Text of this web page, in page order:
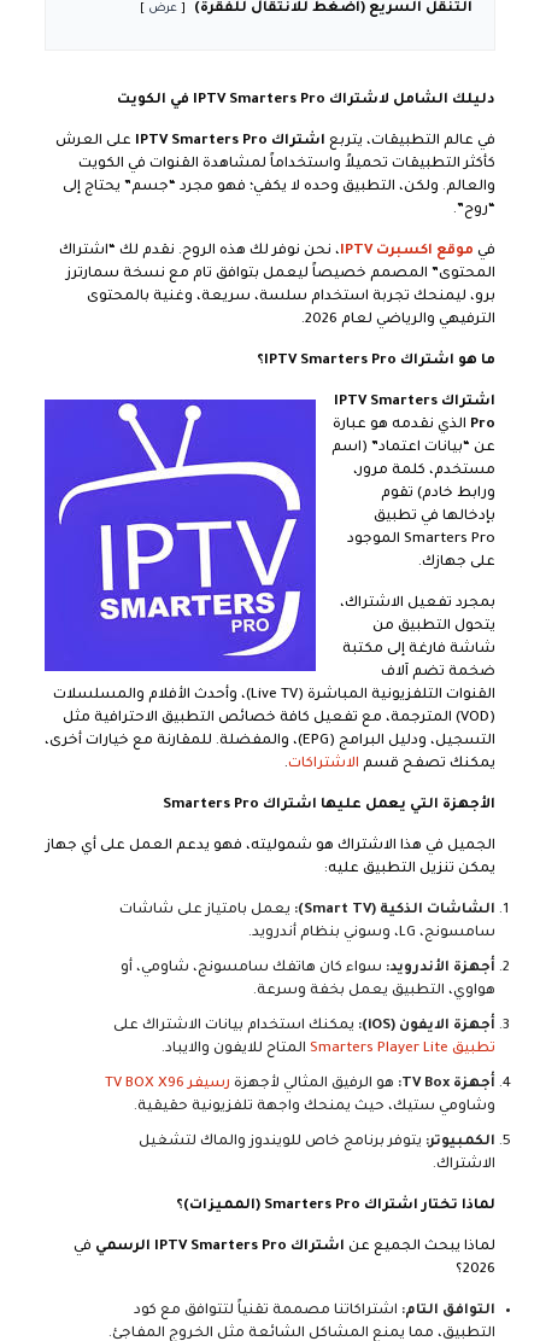
التنقل السريع (اضغط للانتقال للفقرة) عرض
دليلك الشامل لاشتراك IPTV Smarters Pro في الكويت
في عالم التطبيقات، يتربع اشتراك IPTV Smarters Pro
على العرش
كأكثر التطبيقات تحميلاً واستخداماً لمشاهدة القنوات في الكويت
والعالم. ولكن، التطبيق وحده لا يكفي؛ فهو مجرد “جسم” يحتاج إلى
“روح”.
في موقع اكسبرت IPTV
، نحن نوفر لك هذه الروح. نقدم لك “اشتراك
المحتوى” المصمم خصيصاً ليعمل بتوافق تام مع نسخة سمارترز
برو، ليمنحك تجربة استخدام سلسة، سريعة، وغنية بالمحتوى
الترفيهي والرياضي لعام 2026.
ما هو اشتراك IPTV Smarters Pro؟
اشتراك IPTV Smarters
Pro الذي نقدمه هو عبارة
عن “بيانات اعتماد” (اسم
مستخدم، كلمة مرور،
ورابط خادم) تقوم
بإدخالها في تطبيق
Smarters Pro الموجود
على جهازك.
بمجرد تفعيل الاشتراك،
يتحول التطبيق من
شاشة فارغة إلى مكتبة
ضخمة تضم آلاف
القنوات التلفزيونية المباشرة (Live TV)، وأحدث الأفلام والمسلسلات
(VOD) المترجمة، مع تفعيل كافة خصائص التطبيق الاحترافية مثل
التسجيل، ودليل البرامج (EPG)، والمفضلة. للمقارنة مع خيارات أخرى،
يمكنك تصفح قسم الاشتراكات.
الأجهزة التي يعمل عليها اشتراك Smarters Pro
الجميل في هذا الاشتراك هو شموليته، فهو يدعم العمل على أي جهاز
يمكن تنزيل التطبيق عليه:
الشاشات الذكية (Smart TV):
يعمل بامتياز على شاشات
سامسونج، LG، وسوني بنظام أندرويد.
أجهزة الأندرويد: سواء كان هاتفك سامسونج، شاومي، أو
هواوي، التطبيق يعمل بخفة وسرعة.
أجهزة الايفون (iOS):
يمكنك استخدام بيانات الاشتراك على
تطبيق Smarters Player Lite
المتاح للايفون والايباد.
أجهزة TV Box: هو الرفيق المثالي لأجهزة رسيفر TV BOX X96
وشاومي ستيك، حيث يمنحك واجهة تلفزيونية حقيقية.
الكمبيوتر: يتوفر برنامج خاص للويندوز والماك لتشغيل
الاشتراك.
لماذا تختار اشتراك Smarters Pro (المميزات)؟
لماذا يبحث الجميع عن اشتراك IPTV Smarters Pro الرسمي
في
2026؟
التوافق التام: اشتراكاتنا مصممة تقنياً لتتوافق مع كود
التطبيق، مما يمنع المشاكل الشائعة مثل الخروج المفاجئ.